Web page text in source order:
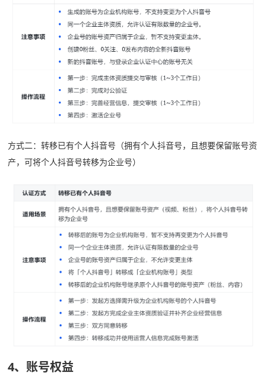
方式二：转移已有个人抖音号（拥有个人抖音号，且想要保留账号资
产，可将个人抖音号转移为企业号）
4、账号权益